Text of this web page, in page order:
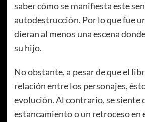
saber cómo se manifiesta este
autodestrucción. Por lo que fue
dieran al menos una escena
su hijo.
No obstante, a pesar de que el
relación entre los personajes,
evolución. Al contrario, se siente
estancamiento o un retroceso en